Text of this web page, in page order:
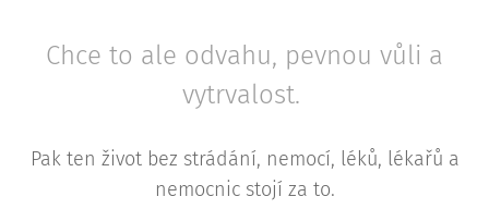
Chce to ale odvahu, pevnou vůli a
vytrvalost.
Pak ten život bez strádání, nemocí, léků, lékařů a
nemocnic stojí za to.